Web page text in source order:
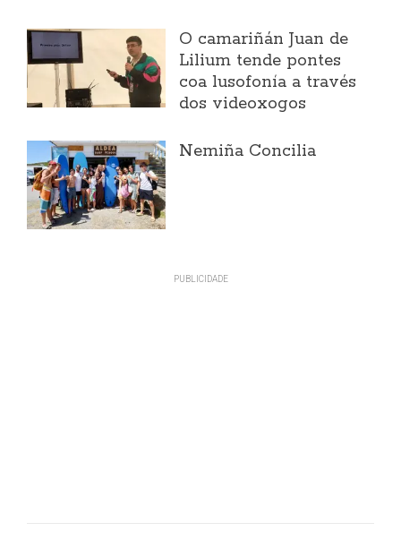
O camariñán Juan de
Lilium tende pontes
coa lusofonía a través
dos videoxogos
Nemiña Concilia